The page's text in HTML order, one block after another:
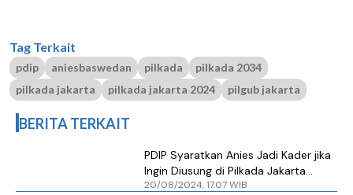
Tag Terkait
pdip aniesbaswedan pilkada
pilkada 2034
pilkada jakarta
pilkada jakarta 2024 pilgub jakarta
BERITA TERKAIT
PDIP Syaratkan Anies Jadi Kader jika
Ingin Diusung di Pilkada Jakarta
2024
20/08/2024, 17.07 WIB